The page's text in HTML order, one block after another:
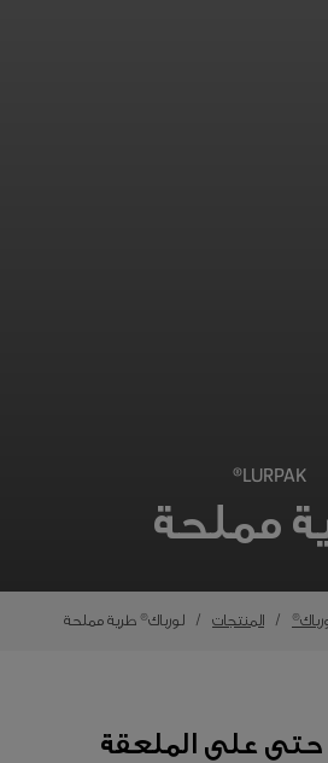
LURPAK®
مملحة
المنتجات لورباك® طرية مملحة
حتى على الملعقة